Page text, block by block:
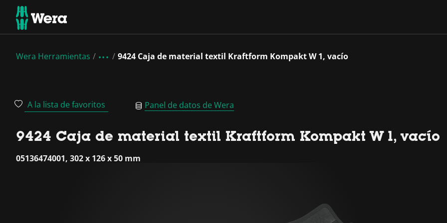
Wera Herramientas 9424 Caja de material textil Kraftform Kompakt W 1, vacío
A la lista de favoritos Panel de datos de Wera
9424 Caja de material textil Kraftform Kompakt W 1, vacío
05136474001, 302 x 126 x 50 mm